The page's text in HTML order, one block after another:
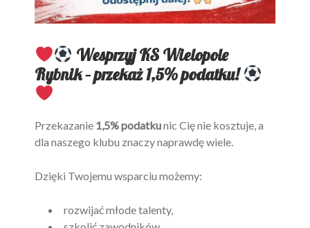
Wesprzyj KS Wielopole
Rybnik – przekaż 1,5% podatku!
Przekazanie 1,5% podatkunic Cię nie kosztuje, a
dla naszego klubu znaczy naprawdę wiele.
Dzięki Twojemu wsparciu możemy:
rozwijać młode talenty,